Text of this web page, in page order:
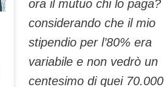
ora il mutuo chi lo paga?
considerando che il mio
stipendio per l’80% era
variabile e non vedrò un
centesimo di quei 70.000